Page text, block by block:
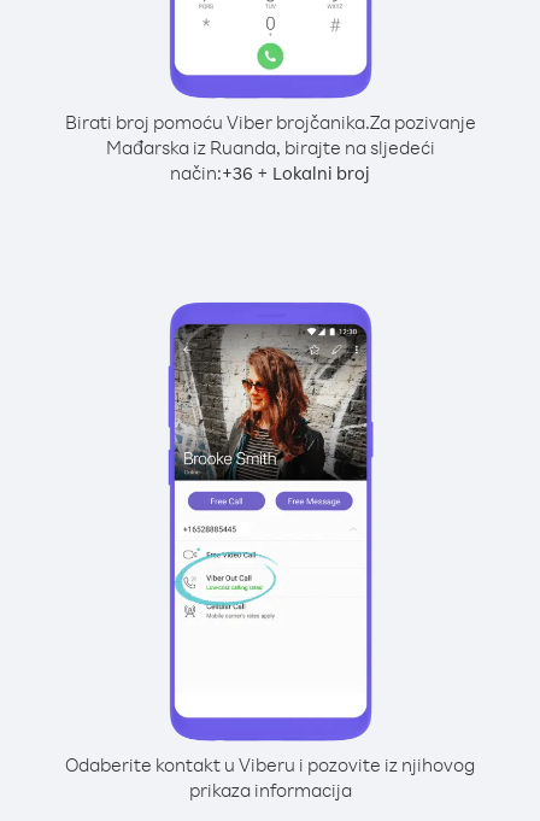
Birati broj pomoću Viber brojčanika.Za pozivanje
Mađarska iz Ruanda, birajte na sljedeći
način:+36 + Lokalni broj
Odaberite kontakt u Viberu i pozovite iz njihovog
prikaza informacija